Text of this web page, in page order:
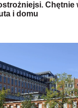
Chętnie
i domu